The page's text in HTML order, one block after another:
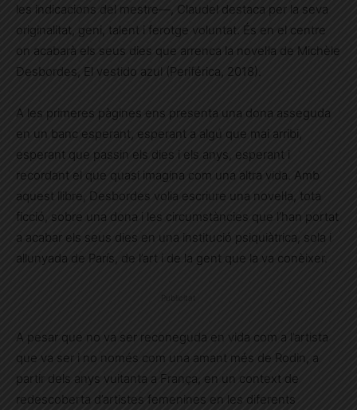
les indicacions del mestre—, Claudel destaca per la seva
originalitat, geni, talent i ferotge voluntat. És en el centre
on acabarà els seus dies que arrenca la novel·la de Michèle
Desbordes, El vestido azul (Periférica, 2018).
A les primeres pàgines ens presenta una dona asseguda
en un banc esperant, esperant a algú que mai arribi,
esperant que passin els dies i els anys, esperant i
recordant el que quasi imagina com una altra vida. Amb
aquest llibre, Desbordes volia escriure una novel·la, tota
ficció, sobre una dona i les circumstàncies que l’han portat
a acabar els seus dies en una institució psiquiàtrica, sola i
allunyada de París, de l’art i de la gent que la va conèixer.
A pesar que no va ser reconeguda en vida com a l’artista
que va ser i no només com una amant més de Rodin, a
partir dels anys vuitanta a França, en un context de
redescoberta d’artistes femenines en les diferents